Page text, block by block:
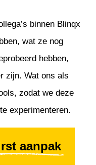
binnen Blinqx
wat ze nog
hebben,
zijn. Wat ons als
zodat we deze
experimenteren.
aanpak